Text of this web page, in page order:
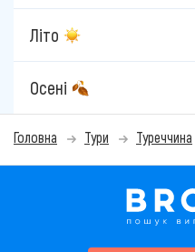
Літо
Осені
Головна Тури Туреччина